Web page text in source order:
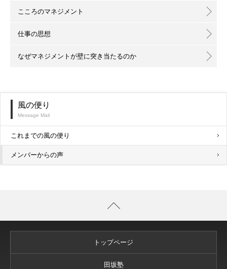
こころのマネジメント
仕事の思想
なぜマネジメントが壁に突き当たるのか
風の便り
Message Mail
これまでの風の便り
メンバーからの声
トップページ
田坂塾